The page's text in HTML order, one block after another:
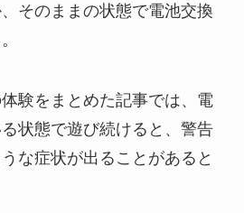
そのままの状態で電池交換
験をまとめた記事では、電
状態で遊び続けると、警告
な症状が出ることがあると